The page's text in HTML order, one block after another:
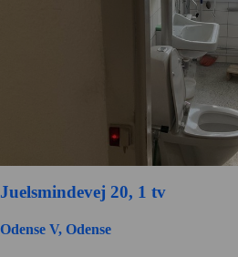
Juelsmindevej 20, 1 tv
Odense V, Odense